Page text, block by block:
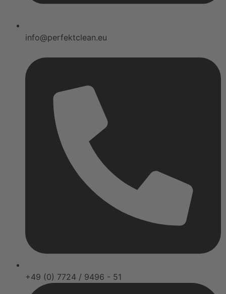
info@perfektclean.eu
+49 (0) 7724 / 9496 - 51